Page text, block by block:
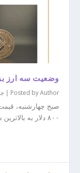
وضعیت سه ارز
Posted byAuthor
|
۸۰۰ دلار به بالاترین سطح تاریخی خود...